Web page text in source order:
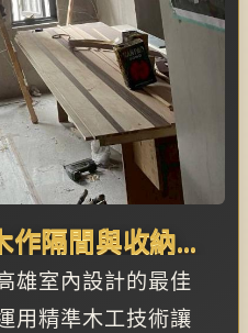
作隔間與收納整
家格局
雄室內設計的最佳
用精準木工技術讓